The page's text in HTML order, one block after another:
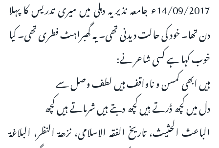
14/09/2017ء جامعہ نذیریہ دہلی میں میری تدریس کا پہلا
دن تھا۔ خود کی حالت دیدنی تھی۔ یہ گھبراہٹ فطری تھی۔ کیا
خوب کہا ہے کسی شاعر نے:
ہیں ابھی کمسن و ناواقف ہیں لطف وصل سے
دل میں کچھ ڈرتے ہیں کچھ دبتے ہیں شرماتے ہیں کچھ
الباعث الحثیث، تاریخ الفقہ الاسلامی، نزھۃ النظر، البلاغۃ